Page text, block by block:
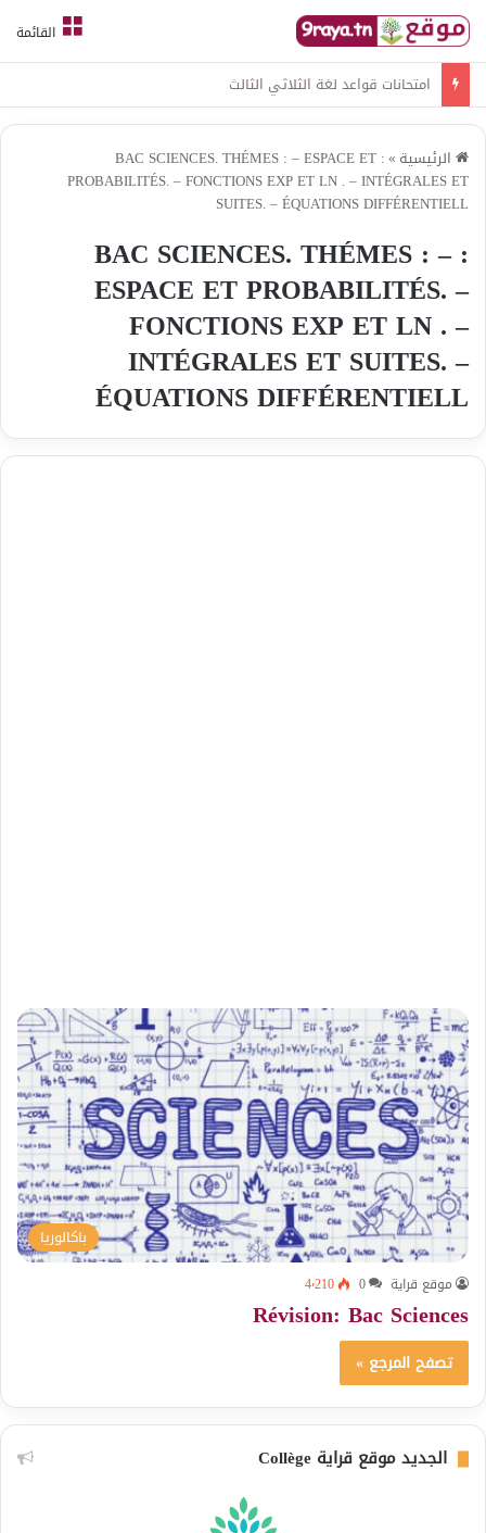
القائمة
امتحانات قواعد لغة الثلاثي الثالث
الرئيسية »
: BAC SCIENCES. THÉMES : – ESPACE ET
PROBABILITÉS. – FONCTIONS EXP ET LN . – INTÉGRALES ET
SUITES. – ÉQUATIONS DIFFÉRENTIELL
: BAC SCIENCES. THÉMES : –
ESPACE ET PROBABILITÉS. –
FONCTIONS EXP ET LN . –
INTÉGRALES ET SUITES. –
ÉQUATIONS DIFFÉRENTIELL
باكالوريا
موقع قراية 0 4٬210
Révision: Bac Sciences
تصفح المرجع »
الجديد موقع قراية Collège